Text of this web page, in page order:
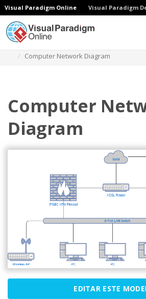
Visual Paradigm Online Visual Paradigm
Computer Network Diagram
Computer
Diagram
EDITAR ESTE